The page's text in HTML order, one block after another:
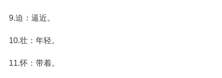
9.迫：逼近。
10.壮：年轻。
11.怀：带着。